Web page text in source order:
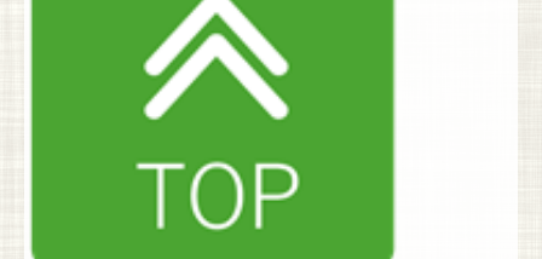
個人情報保護方針